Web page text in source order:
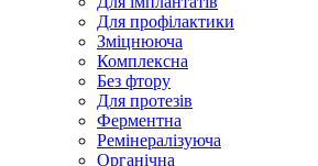
Для профілактики
Зміцнююча
Комплексна
Без фтору
Для протезів
Ферментна
Ремінералізуюча
Органічна